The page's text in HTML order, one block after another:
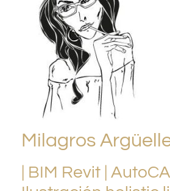
Milagros
| BIM Revit |